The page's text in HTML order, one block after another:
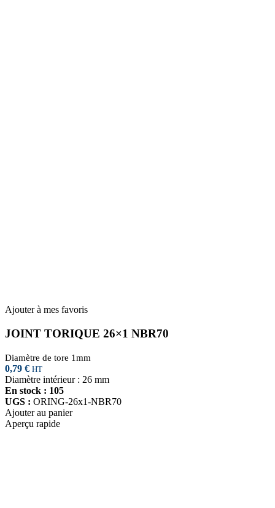
Ajouter à mes favoris
JOINT TORIQUE 26×1 NBR70
Diamètre de tore 1mm
0,79 € HT
Diamètre intérieur : 26 mm
En stock : 105
UGS : ORING-26x1-NBR70
Ajouter au panier
Aperçu rapide